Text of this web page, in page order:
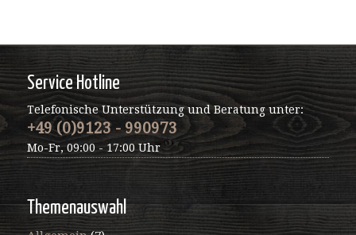
Service Hotline
Telefonische Unterstützung und Beratung unter:
+49 (0)9123 - 990973
Mo-Fr, 09:00 - 17:00 Uhr
Themenauswahl